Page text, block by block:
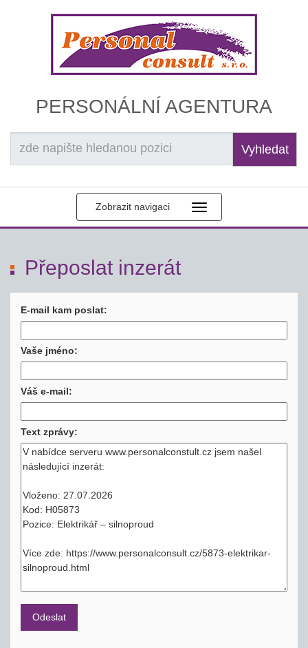
PERSONÁLNÍ AGENTURA
Vyhledat
Zobrazit navigaci
Přeposlat inzerát
E-mail kam poslat:
Vaše jméno:
Váš e-mail:
Text zprávy: